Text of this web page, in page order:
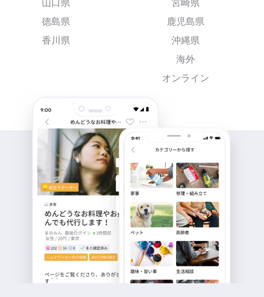
山口県
徳島県
香川県
宮崎県
鹿児島県
沖縄県
海外
オンライン